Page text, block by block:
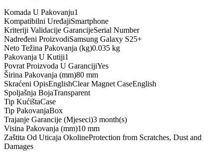
Komada U Pakovanju1
Kompatibilni UređajiSmartphone
Kriteriji Validacije GarancijeSerial Number
Nadređeni ProizvodiSamsung Galaxy S25+
Neto Težina Pakovanja (kg)0.035 kg
Pakovanja U Kutiji1
Povrat Proizvoda U GarancijiYes
Širina Pakovanja (mm)80 mm
Skraćeni OpisEnglishClear Magnet CaseEnglish
Spoljašnja BojaTransparent
Tip KućištaCase
Tip PakovanjaBox
Trajanje Garancije (Mjeseci)3 month(s)
Visina Pakovanja (mm)10 mm
Zaštita Od Uticaja OkolineProtection from Scratches, Dust and
Damages